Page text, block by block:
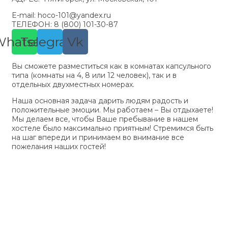
E-mail: hoco-101@yandex.ru
ТЕЛЕФОН: 8 (800) 101-30-87
Telegram
Vk
Вы сможете разместиться как в комнатах капсульного
типа (комнаты на 4, 8 или 12 человек), так и в
отдельных двухместных номерах.
Наша основная задача дарить людям радость и
положительные эмоции. Мы работаем – Вы отдыхаете!
Мы делаем все, чтобы Ваше пребывание в нашем
хостеле было максимально приятным! Стремимся быть
на шаг впереди и принимаем во внимание все
пожелания наших гостей!